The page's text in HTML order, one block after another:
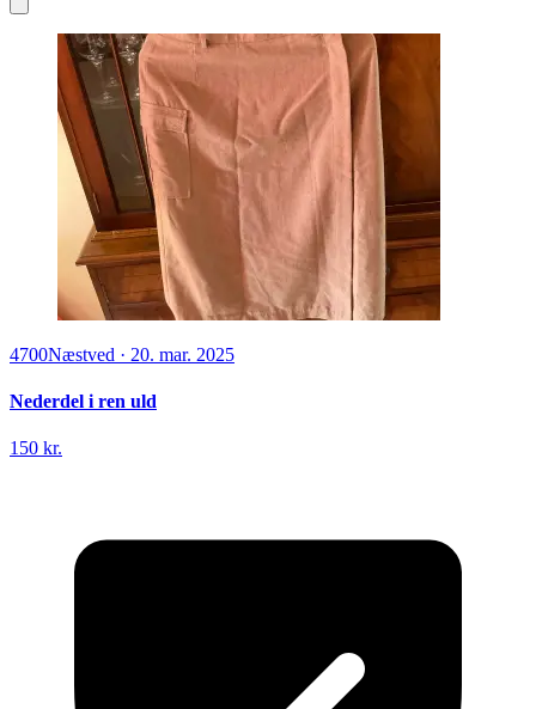
4700Næstved · 20. mar. 2025
Nederdel i ren uld
150 kr.